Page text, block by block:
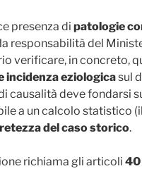
presenza di patologie
responsabilità del
verificare, in concreto,
incidenza eziologicasul
causalità deve fondarsi
a un calcolo statistico
del caso storico.
richiama gli articoli 40